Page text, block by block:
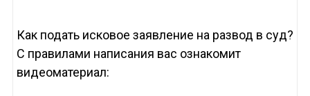
Как подать исковое заявление на развод в суд?
С правилами написания вас ознакомит
видеоматериал: